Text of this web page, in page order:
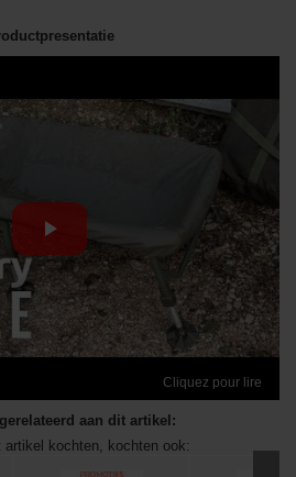
Cliquez pour lire
aan dit artikel:
artikel kochten, kochten ook: